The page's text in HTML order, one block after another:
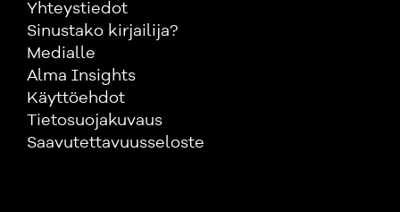
Yhteystiedot
Sinustako kirjailija?
Medialle
Alma Insights
Käyttöehdot
Tietosuojakuvaus
Saavutettavuusseloste